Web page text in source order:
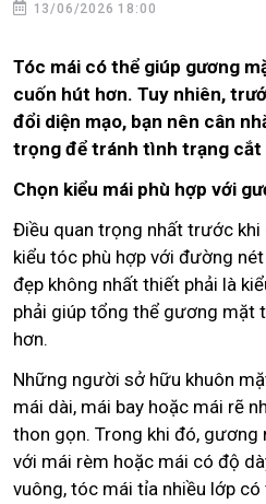
13/06/2026 18:00
Tóc mái có thể giúp gương
cuốn hút hơn. Tuy nhiên,
đổi diện mạo, bạn nên cân
trọng để tránh tình trạng cắt
Chọn kiểu mái phù hợp với
Điều quan trọng nhất trước
kiểu tóc phù hợp với đường
đẹp không nhất thiết phải là
phải giúp tổng thể gương mặt
hơn.
Những người sở hữu khuôn
mái dài, mái bay hoặc mái rẽ
thon gọn. Trong khi đó, gương
với mái rèm hoặc mái có độ
vuông, tóc mái tỉa nhiều lớp